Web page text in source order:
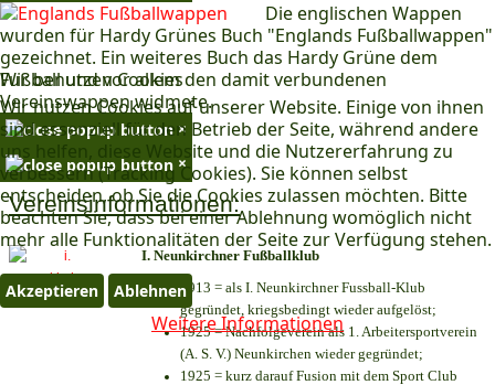
Wir benutzen Cookies
Wir nutzen Cookies auf unserer Website. Einige von ihnen
sind essenziell für den Betrieb der Seite, während andere
uns helfen, diese Website und die Nutzererfahrung zu
verbessern (Tracking Cookies). Sie können selbst
entscheiden, ob Sie die Cookies zulassen möchten. Bitte
beachten Sie, dass bei einer Ablehnung womöglich nicht
mehr alle Funktionalitäten der Seite zur Verfügung stehen.
Akzeptieren Ablehnen
Weitere Informationen
Die englischen Wappen
wurden für Hardy Grünes Buch "Englands Fußballwappen"
gezeichnet. Ein weiteres Buch das Hardy Grüne dem
Fußball und vor allem den damit verbundenen
Vereinswappen widmete.
×
×
Vereinsinformationen:
I. Neunkirchner Fußballklub
1913 = als I. Neunkirchner Fussball-Klub
gegründet, kriegsbedingt wieder aufgelöst;
1925 = Nachfolgeverein als 1. Arbeitersportverein
(A. S. V.) Neunkirchen wieder gegründet;
1925 = kurz darauf Fusion mit dem Sport Club